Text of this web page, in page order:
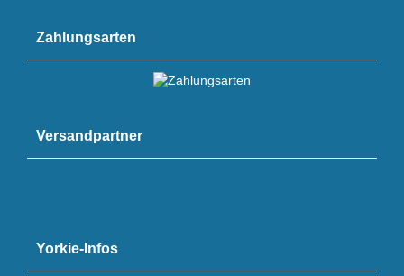
Zahlungsarten
Versandpartner
Yorkie-Infos